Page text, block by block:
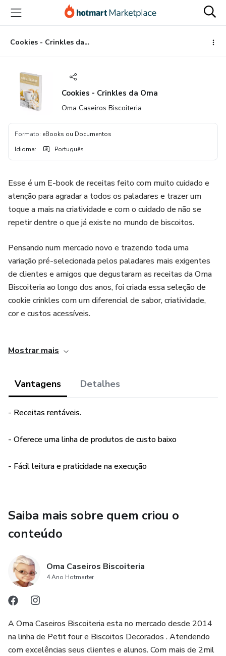
para
conteúdo
principal
para
pagamento
para
rodapé
Cookies - Crinkles da Oma
Cookies - Crinkles da Oma
Oma Caseiros Biscoiteria
Formato: eBooks ou Documentos
Idioma: Português
Esse é um E-book de receitas feito com muito cuidado e
atenção para agradar a todos os paladares e trazer um
toque a mais na criatividade e com o cuidado de não se
repetir dentre o que já existe no mundo de biscoitos.
Pensando num mercado novo e trazendo toda uma
variação pré-selecionada pelos paladares mais exigentes
de clientes e amigos que degustaram as receitas da Oma
Biscoiteria ao longo dos anos, foi criada essa seleção de
cookie crinkles com um diferencial de sabor, criatividade,
cor e custos acessíveis.
momento e comercializados em diferentes datas
Cookie Crinkle é um Biscoito de massa irresistível.
cada mordida e com uma aparência incrível que remete seu
frequentes, Informações sobre ingredientes, Dicas e
São 6 receitas e um total de 12 variações de sabores.
Mostrar mais
Vantagens Detalhes
- Receitas rentáveis.
- Oferece uma linha de produtos de custo baixo
- Fácil leitura e praticidade na execução
Saiba mais sobre quem criou o
conteúdo
Oma Caseiros Biscoiteria
4 Ano Hotmarter
A Oma Caseiros Biscoiteria esta no mercado desde 2014
na linha de Petit four e Biscoitos Decorados . Atendendo
com excelências seus clientes e alunos. Com mais de 2mil